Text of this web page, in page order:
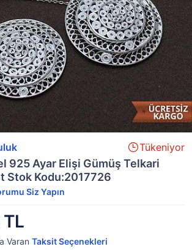
Tükeniyor
925 Ayar Elişi Gümüş Telkari
Stok Kodu:2017726
Siz Yapın
Varan Taksit Seçenekleri